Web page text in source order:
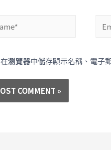
在瀏覽器中儲存顯示名稱、電子